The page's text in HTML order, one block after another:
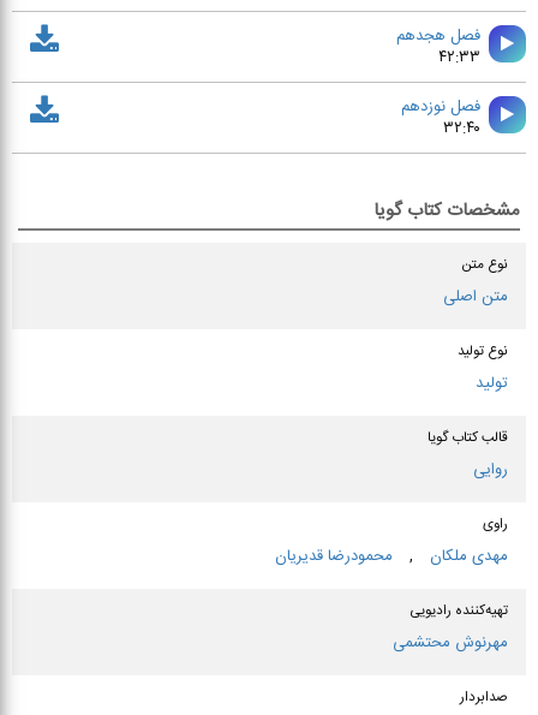
فصل هجدهم
۴۲:۳۳
فصل نوزدهم
۳۲:۴۰
مشخصات کتاب گویا
نوع متن
متن اصلی
نوع تولید
تولید
قالب کتاب گویا
روایی
راوی
مهدی ملكان , محمودرضا قدیریان
تهیه‌کننده رادیویی
مهرنوش محتشمی
صدابردار